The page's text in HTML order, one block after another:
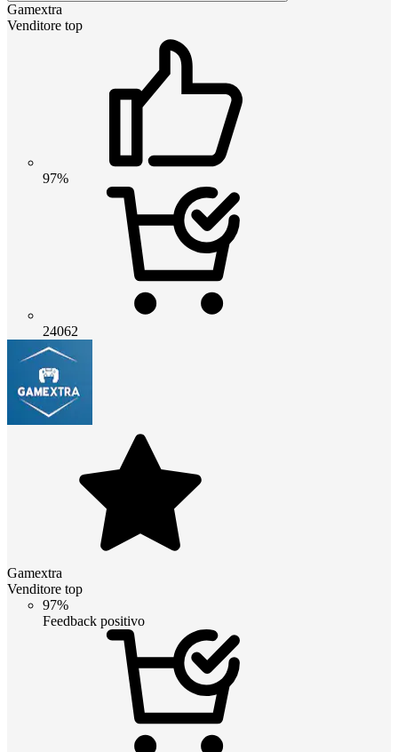
Gamextra
Venditore top
97%
24062
Gamextra
Venditore top
97%
Feedback positivo